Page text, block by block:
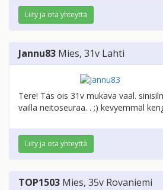
Liity ja ota yhteyttä
Jannu83 Mies, 31v Lahti
Tere! Täs ois 31v mukava vaal.
vailla neitoseuraa. . ;) kevyemmäl
Liity ja ota yhteyttä
TOP1503 Mies, 35v Rovaniemi